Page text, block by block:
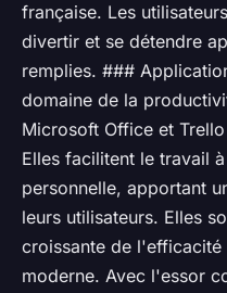
française. Les
divertir et se détendre
remplies. ###
domaine de la
Microsoft Office et
Elles facilitent le travail
personnelle, apportant
leurs utilisateurs. Elles
croissante de
moderne. Avec l'essor